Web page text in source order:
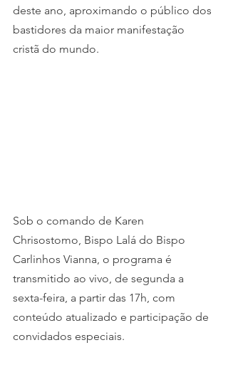
deste ano, aproximando o público dos
bastidores da maior manifestação
cristã do mundo.
Sob o comando de Karen
Chrisostomo, Bispo Lalá do Bispo
Carlinhos Vianna, o programa é
transmitido ao vivo, de segunda a
sexta-feira, a partir das 17h, com
conteúdo atualizado e participação de
convidados especiais.